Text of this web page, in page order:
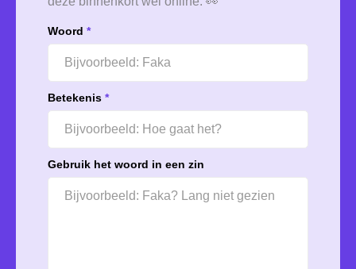
Woord *
Betekenis *
Gebruik het woord in een zin